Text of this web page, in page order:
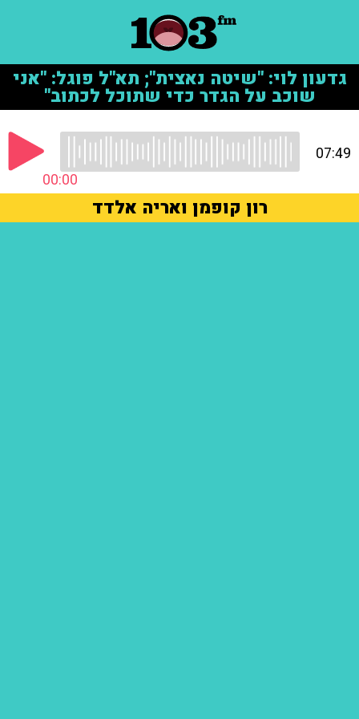
גדעון לוי: "שיטה נאצית"; תא"ל פוגל: "אני
שוכב על הגדר כדי שתוכל לכתוב"
00:00
07:49
רון קופמן ואריה אלדד